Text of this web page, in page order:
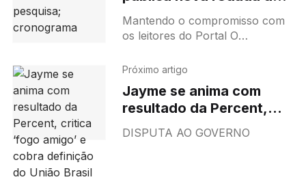
pesquisa; cronograma
Mantendo o compromisso com
os leitores do Portal O
da TV Cuiabá, uma nova rodada
realizada com 1.
Próximo artigo
Jayme se anima com
resultado da Percent,
critica ‘fogo amigo’ e
cobra definição do União
DISPUTA AO GOVERNO